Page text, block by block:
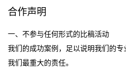
合作声明
一、不参与任何形式的比稿活动
我们的成功案例，足以说明我们的
我们最重大的责任。